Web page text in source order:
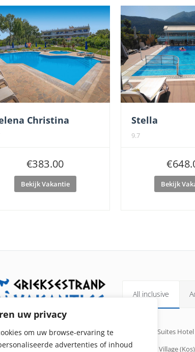
uw privacy
om uw browse-ervaring te
advertenties of inhoud
Christina
€383.00
Bekijk Vakantie
Stella
9.7
€
Bekijk
is een
voor alle strandvakanties in
All inclusive
Pelagos Suites
Kipriotis Village (Kos)